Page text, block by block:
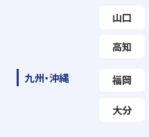
山口
高知
九州・沖縄 福岡
大分